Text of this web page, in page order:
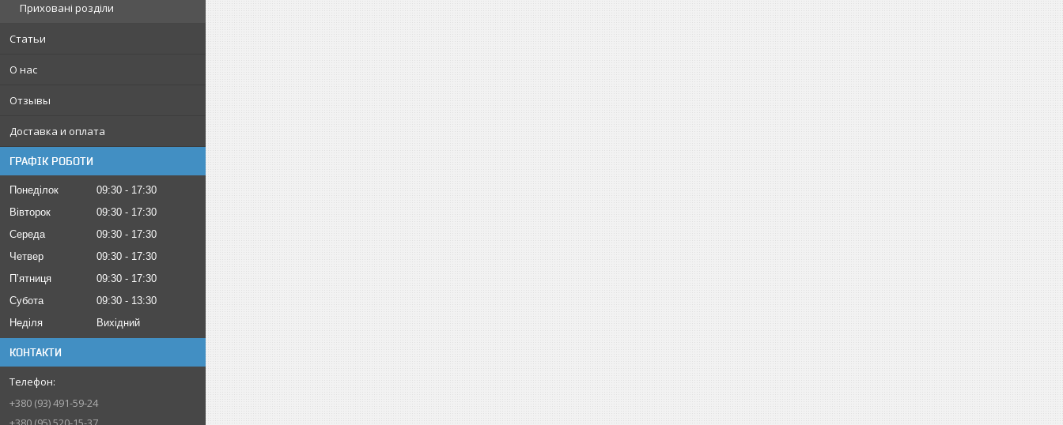
Приховані розділи
Статьи
О нас
Отзывы
Доставка и оплата
ГРАФІК РОБОТИ
Понеділок 09:30
17:30
Вівторок
09:30
17:30
Середа
09:30
17:30
Четвер
09:30
17:30
Пʼятниця
09:30
17:30
Субота
09:30
13:30
Неділя
Вихідний
КОНТАКТИ
+380 (93) 491-59-24